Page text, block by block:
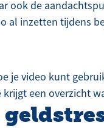
ook de
al inzetten tijdens
je video kunt
een overzicht